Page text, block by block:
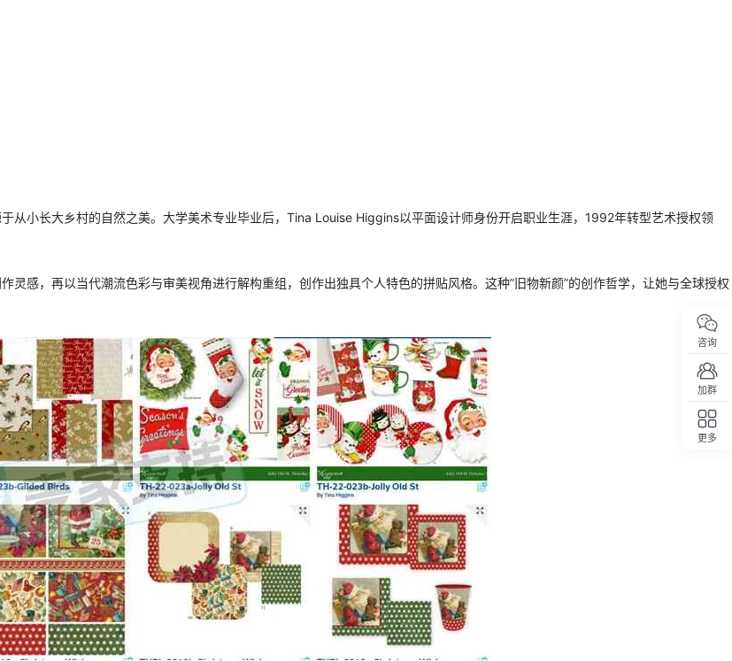
从小长大乡村的自然之美。大学美术专业毕业后，Tina Louise Higgins以平面设计师身份开启职业生涯，1992年转型艺术授权领
感，再以当代潮流色彩与审美视角进行解构重组，创作出独具个人特色的拼贴风格。这种”旧物新颜”的创作哲学，让她与全球授权
咨询
加群
更多